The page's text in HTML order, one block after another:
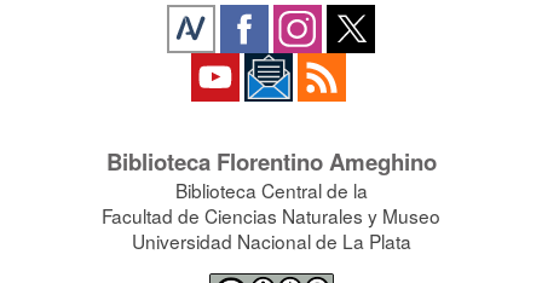
Biblioteca Florentino Ameghino
Biblioteca Central de la
Facultad de Ciencias Naturales y Museo
Universidad Nacional de La Plata